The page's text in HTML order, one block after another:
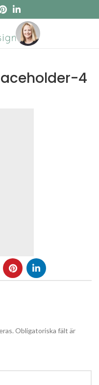
4
Obligatoriska fält är